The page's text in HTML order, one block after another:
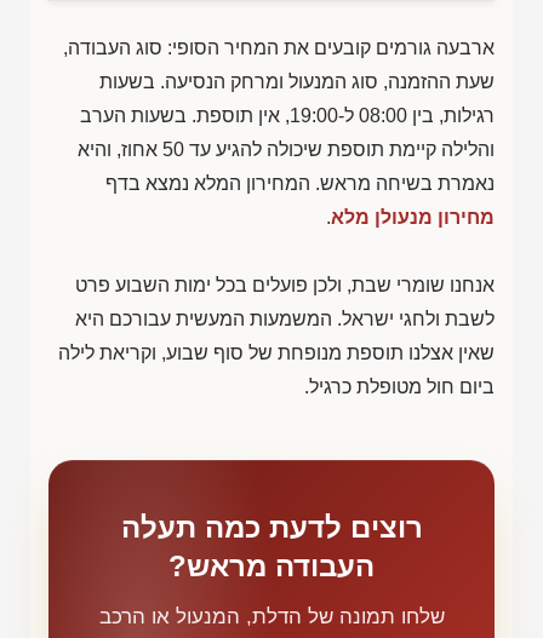
ארבעה גורמים קובעים את המחיר הסופי: סוג העבודה,
שעת ההזמנה, סוג המנעול ומרחק הנסיעה. בשעות
רגילות, בין 08:00 ל-19:00, אין תוספת. בשעות הערב
והלילה קיימת תוספת שיכולה להגיע עד 50 אחוז, והיא
נאמרת בשיחה מראש. המחירון המלא נמצא בדף
מחירון מנעולן מלא.
אנחנו שומרי שבת, ולכן פועלים בכל ימות השבוע פרט
לשבת ולחגי ישראל. המשמעות המעשית עבורכם היא
שאין אצלנו תוספת מנופחת של סוף שבוע, וקריאת לילה
ביום חול מטופלת כרגיל.
רוצים לדעת כמה תעלה
העבודה מראש?
שלחו תמונה של הדלת, המנעול או הרכב